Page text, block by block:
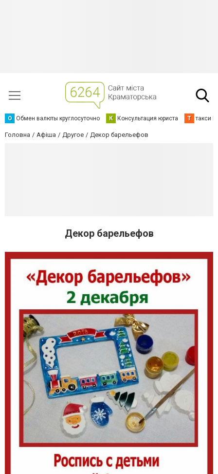
О Обмен валюты круглосуточно К Консультация юриста Т такси
Головна Афіша Другое Декор барельефов
Декор барельефов